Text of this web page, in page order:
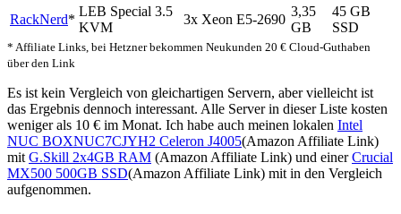
RackNerd*
LEB Special 3.5
KVM
3x Xeon E5-2690
3,35
GB
45 GB
SSD
* Affiliate Links, bei Hetzner bekommen Neukunden 20 € Cloud-Guthaben
über den Link
Es ist kein Vergleich von gleichartigen Servern, aber vielleicht ist
das Ergebnis dennoch interessant. Alle Server in dieser Liste kosten
weniger als 10 € im Monat. Ich habe auch meinen lokalen Intel
NUC BOXNUC7CJYH2 Celeron J4005(Amazon Affiliate Link)
mit G.Skill 2x4GB RAM (Amazon Affiliate Link) und einerCrucial
MX500 500GB SSD(Amazon Affiliate Link) mit in den Vergleich
aufgenommen.